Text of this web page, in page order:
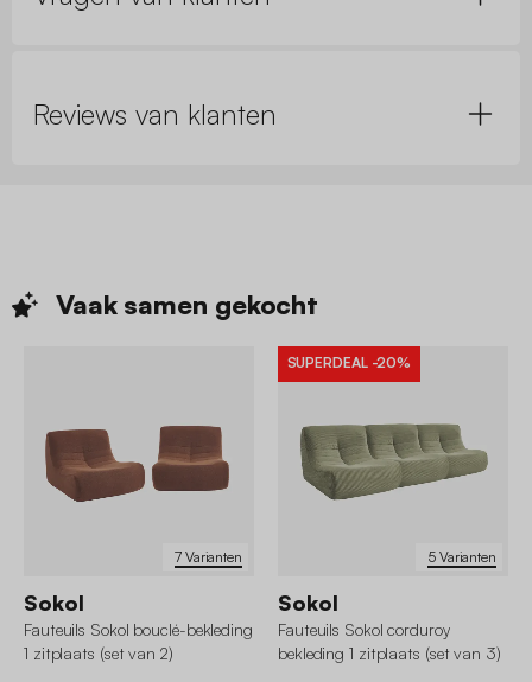
Reviews van klanten
Vaak samen gekocht
7 Varianten
Sokol
Fauteuils Sokol bouclé-bekleding
1 zitplaats (set van 2)
5 Varianten
SUPERDEAL -20%
Sokol
Fauteuils Sokol corduroy
bekleding 1 zitplaats (set van 3)